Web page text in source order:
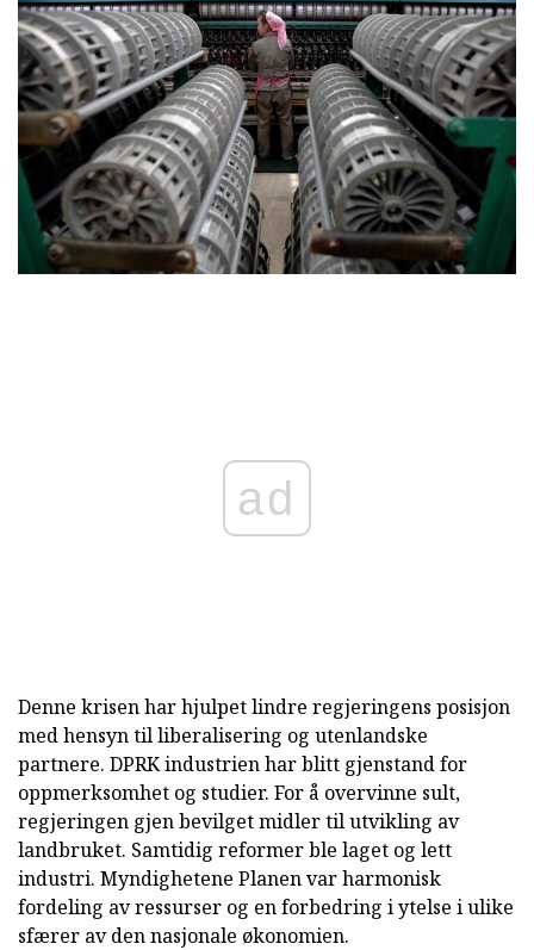
ad
Denne krisen har hjulpet lindre regjeringens posisjon
med hensyn til liberalisering og utenlandske
partnere. DPRK industrien har blitt gjenstand for
oppmerksomhet og studier. For å overvinne sult,
regjeringen gjen bevilget midler til utvikling av
landbruket. Samtidig reformer ble laget og lett
industri. Myndighetene Planen var harmonisk
fordeling av ressurser og en forbedring i ytelse i ulike
sfærer av den nasjonale økonomien.